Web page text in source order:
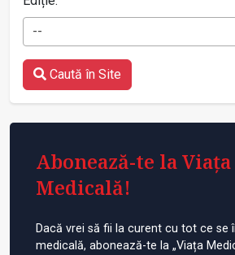
--
Caută în Site
Abonează-te la Viața
Medicală!
Dacă vrei să fii la curent cu tot ce se
medicală, abonează-te la „Viața